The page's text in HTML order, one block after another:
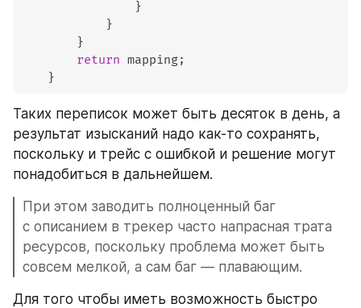
}
}
}
return mapping;
}
Таких переписок может быть десяток в день, а
результат изысканий надо как-то сохранять,
поскольку и трейс с ошибкой и решение могут
понадобиться в дальнейшем.
При этом заводить полноценный баг
с описанием в трекер часто напрасная трата
ресурсов, поскольку проблема может быть
совсем мелкой, а сам баг — плавающим.
Для того чтобы иметь возможность быстро